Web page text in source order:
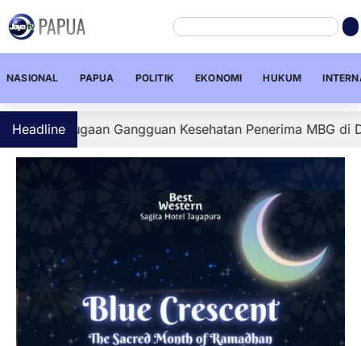
NASIONAL PAPUA POLITIK EKONOMI HUKUM
Headline
Gangguan Kesehatan Penerima MBG di Depapre,